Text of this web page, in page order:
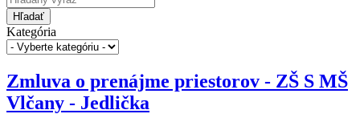
Hľadať
Kategória
Zmluva o prenájme priestorov - ZŠ S MŠ
Vlčany - Jedlička